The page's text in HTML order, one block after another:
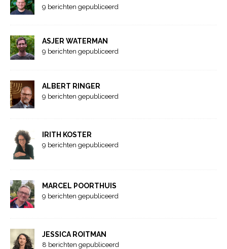
9 berichten gepubliceerd
ASJER WATERMAN
9 berichten gepubliceerd
ALBERT RINGER
9 berichten gepubliceerd
IRITH KOSTER
9 berichten gepubliceerd
MARCEL POORTHUIS
9 berichten gepubliceerd
JESSICA ROITMAN
8 berichten gepubliceerd